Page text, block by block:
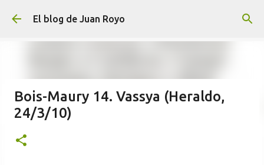
Ir al contenido principal
El blog de Juan Royo
Bois-Maury 14. Vassya (Heraldo,
24/3/10)